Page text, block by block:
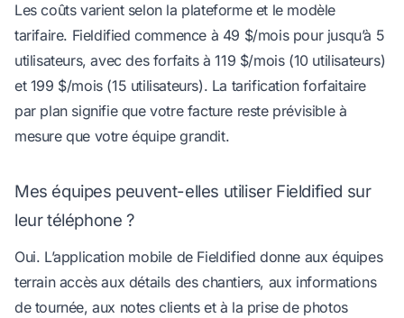
Les coûts varient selon la plateforme et le modèle
tarifaire. Fieldified commence à 49 $/mois pour jusqu’à 5
utilisateurs, avec des forfaits à 119 $/mois (10 utilisateurs)
et 199 $/mois (15 utilisateurs). La tarification forfaitaire
par plan signifie que votre facture reste prévisible à
mesure que votre équipe grandit.
Mes équipes peuvent-elles utiliser Fieldified sur
leur téléphone ?
Oui. L’application mobile de Fieldified donne aux équipes
terrain accès aux détails des chantiers, aux informations
de tournée, aux notes clients et à la prise de photos